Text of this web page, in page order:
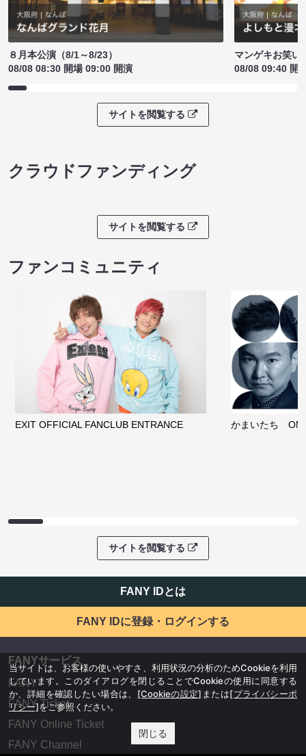
８月本公演（8/1～8/23）
08/08 08:30 開場 09:00 開演
マンゲキお笑い
08/08 09:40 開
サイトを閲覧する
クラウドファンディング
サイトを閲覧する
ファンコミュニティ
EXIT OFFICIAL FANCLUB ENTRANCE かまいたち
サイトを閲覧する
FANY IDとは
FANY IDに登録・ログインする
FANYサービス
FANY
FANY Ticket
FANY Online Ticket
FANY Channel
当サイトは、お客様の使いやすさ、利用状況の分析のためCookieを利用
しています。このダイアログを閉じることでCookieの使用に同意する
か、詳細を確認したい場合は、 [Cookieの設定] または[プライバシーポ
リシー]をご参照ください。
閉じる